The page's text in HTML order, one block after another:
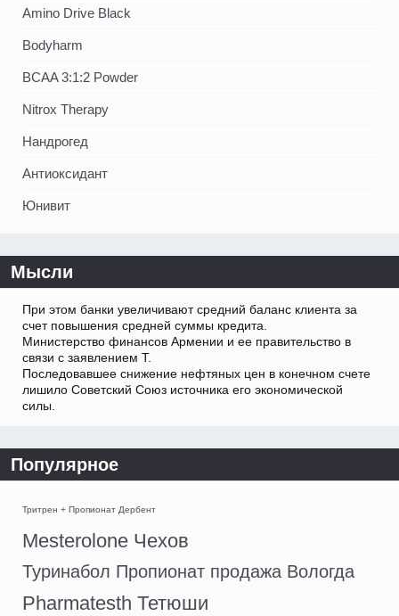
Amino Drive Black
Bodyharm
BCAA 3:1:2 Powder
Nitrox Therapy
Нандрогед
Антиоксидант
Юнивит
Мысли
При этом банки увеличивают средний баланс клиента за
счет повышения средней суммы кредита.
Министерство финансов Армении и ее правительство в
связи с заявлением Т.
Последовавшее снижение нефтяных цен в конечном счете
лишило Советский Союз источника его экономической
силы.
Популярное
Тритрен + Пропионат Дербент
Mesterolone Чехов
Туринабол Пропионат продажа Вологда
Pharmatesth Тетюши